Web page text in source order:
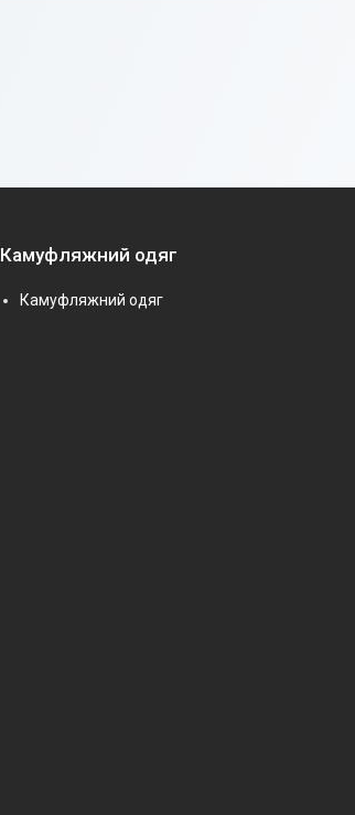
Камуфляжний одяг
Камуфляжний одяг